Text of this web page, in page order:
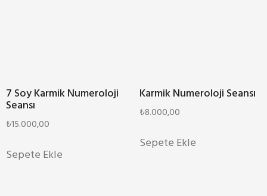
7 Soy Karmik Numeroloji
Seansı
₺15.000,00
Sepete Ekle
Karmik Numeroloji Seansı
₺8.000,00
Sepete Ekle